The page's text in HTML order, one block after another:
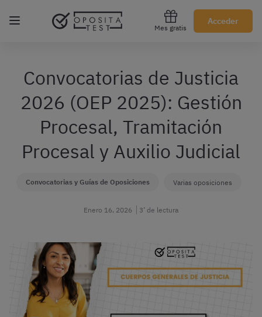
Mes gratis
Acceder
Regístrate gratis
Convocatorias de Justicia
2026 (OEP 2025): Gestión
Procesal, Tramitación
Procesal y Auxilio Judicial
Convocatorias y Guías de Oposiciones Varias oposiciones
Enero 16, 2026 3’ de lectura